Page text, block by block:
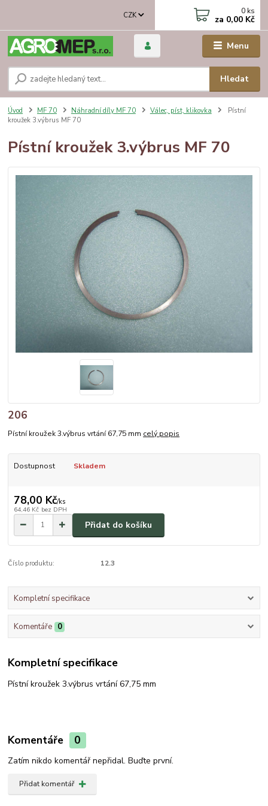
Menu
CZK
Hledat
0 ks
za 0,00 Kč
Úvod MF 70 Náhradní díly MF 70 Válec, píst, klikovka
Pístní
kroužek 3.výbrus MF 70
Pístní kroužek 3.výbrus MF 70
206
Pístní kroužek 3.výbrus vrtání 67,75 mm celý popis
Dostupnost Skladem
78,00 Kč/ks
64,46 Kč bez DPH
Přidat do košíku
Číslo produktu: 12.3
Kompletní specifikace
Komentáře 0
Kompletní specifikace
Pístní kroužek 3.výbrus vrtání 67,75 mm
Komentáře 0
Zatím nikdo komentář nepřidal. Buďte první.
Přidat komentář